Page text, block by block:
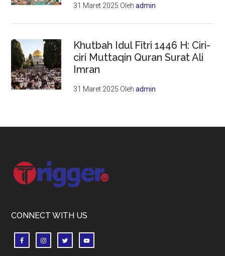
31 Maret 2025 Olehadmin
Khutbah Idul Fitri 1446 H: Ciri-
ciri Muttaqin Quran Surat Ali
Imran
31 Maret 2025 Olehadmin
Footer
CONNECT WITH US